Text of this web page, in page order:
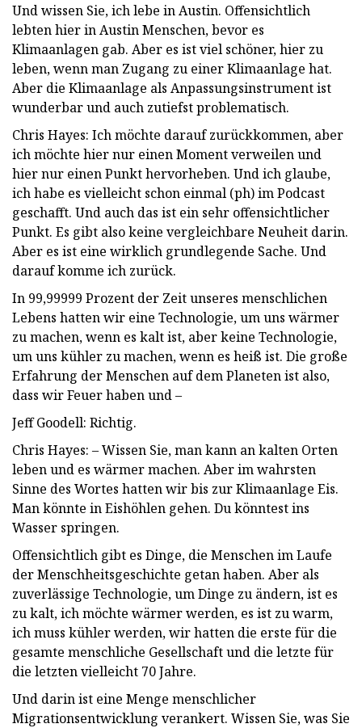
Und wissen Sie, ich lebe in Austin. Offensichtlich
lebten hier in Austin Menschen, bevor es
Klimaanlagen gab. Aber es ist viel schöner, hier zu
leben, wenn man Zugang zu einer Klimaanlage hat.
Aber die Klimaanlage als Anpassungsinstrument ist
wunderbar und auch zutiefst problematisch.
Chris Hayes: Ich möchte darauf zurückkommen, aber
ich möchte hier nur einen Moment verweilen und
hier nur einen Punkt hervorheben. Und ich glaube,
ich habe es vielleicht schon einmal (ph) im Podcast
geschafft. Und auch das ist ein sehr offensichtlicher
Punkt. Es gibt also keine vergleichbare Neuheit darin.
Aber es ist eine wirklich grundlegende Sache. Und
darauf komme ich zurück.
In 99,99999 Prozent der Zeit unseres menschlichen
Lebens hatten wir eine Technologie, um uns wärmer
zu machen, wenn es kalt ist, aber keine Technologie,
um uns kühler zu machen, wenn es heiß ist. Die große
Erfahrung der Menschen auf dem Planeten ist also,
dass wir Feuer haben und –
Jeff Goodell: Richtig.
Chris Hayes: – Wissen Sie, man kann an kalten Orten
leben und es wärmer machen. Aber im wahrsten
Sinne des Wortes hatten wir bis zur Klimaanlage Eis.
Man könnte in Eishöhlen gehen. Du könntest ins
Wasser springen.
Offensichtlich gibt es Dinge, die Menschen im Laufe
der Menschheitsgeschichte getan haben. Aber als
zuverlässige Technologie, um Dinge zu ändern, ist es
zu kalt, ich möchte wärmer werden, es ist zu warm,
ich muss kühler werden, wir hatten die erste für die
gesamte menschliche Gesellschaft und die letzte für
die letzten vielleicht 70 Jahre.
Und darin ist eine Menge menschlicher
Migrationsentwicklung verankert. Wissen Sie, was Sie